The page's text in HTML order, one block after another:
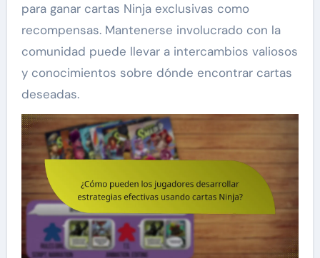
para ganar cartas Ninja exclusivas como
recompensas. Mantenerse involucrado con la
comunidad puede llevar a intercambios valiosos
y conocimientos sobre dónde encontrar cartas
deseadas.